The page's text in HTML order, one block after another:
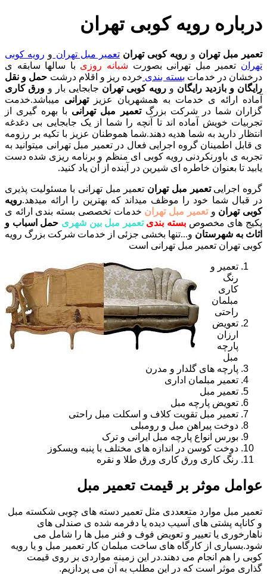
درباره رویه کوبی تهران
تعمیر مبل تهران و رویه کوبی تهران تعمیر مبل تهران و رویه کوبی
تهران تعمیر مبل تهرانی بصورت شبانه روزی با سالها سابقه ی
درخشان در خدمات بسته بندی خرده ریز و اقلام درشت حمل و نقل
رایگان و بازدید رایگان و رویه کوبی تهران جابجایی بار و ورق کاری
آماده ارائه ی خدمات به همشهریان عزیزتهرانی میباشد.خدمت
گزاران شما در شرکت بزرگتعمیر مبل تهرانی با بهره گیری از
تجربیات خویش آماده اند تا آنچه را شما از یک جابجایی بی دغدغه
انتظار دارید به شما هدیه دهند.شما هموطنان عزیز با تکیه بر رزومه
ی قابل اطمینان گروه اجرایی فعال در تعمیر مبل تهرانی میتوانید به
تجربه ی باورنکردنی رویه کوبی ای منظم و برنامه ریزی شده دست
یابید تا بعنوان خاطره ای شیرین در آینده از آن یاد کنید.
گروه اجراییتعمیر مبل تهران تعمیر مبل تهرانی با مسئولیت پذیری
در قبال شما خود را موظف میداند که بهترین را ارائه میدهد.رویه
کوبی تهران وتعمیر مبل تهران خدمات تخصصی بسته بندی ارائه ی
پکیج های مخصوص بسته بندی تعمیر مبل بین شهری حمل اسباب و
اثاث به شهرستان و...تنها بخشی جزئی از خدمات شرکت بزرگ رویه
کوبی تهران تعمیر مبل تهرانی است
تعمیر و
رنگ
کاری
مبلمان
راحتی
تعویض
ارزان
پارچه
مبل
پارچه های گلدار و مدرن
تعمیر مبلمان اداری
تعمیر مبل
تعویض پارچه مبل
تعمیر مبل تقویت کلاف و اسکلت مبل راحتی
دوخت پیراهن مبل و رومبلی
بورس انواع پارچه مبل ایرانی و ترک
دوخت کوسن در اندازه های مختلف با پنبه ویسکوز
رنگ کاری ورق کاری ورق طلا و نقره
عوامل موثر بر قیمت تعمیر مبل
تعمیر مبل موارد متععددی مثل تعمیر دسته های چوبی شکسته مبل
و کاناپه پشتی های آسیب دیده یا دفرمه شده ی صندلی های
ناهارخوری یا تعییر و تعویض فوف و فنر مبل ها را شامل می
شود.بسیاری از کارگاه های ساخت مبلمان کار تعمیر مبل و یا رویه
کوبی را هم انجام می دهند.در این زمینه مواردی بر روی قیمت
گذاری موثر است که در این مطلب به آن می پردازیم.